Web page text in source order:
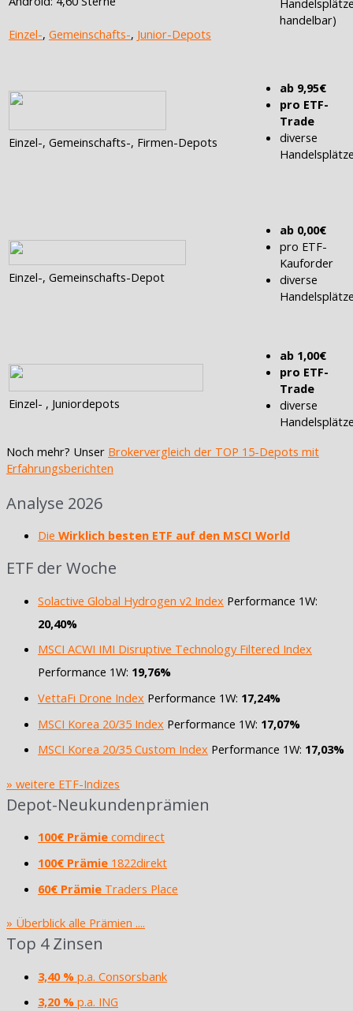
Einzel-, Gemeinschafts-, Junior-Depots
handelbar)
Einzel-, Gemeinschafts-, Firmen-Depots
ab 9,95€
pro ETF-
Trade
diverse
Einzel-, Gemeinschafts-Depot
ab 0,00€
pro ETF-
Kauforder
diverse
Einzel- , Juniordepots
ab 1,00€
pro ETF-
Trade
diverse
Noch mehr? Unser Brokervergleich der TOP 15-Depots mit
Erfahrungsberichten
Analyse 2026
Die Wirklich besten ETF auf den MSCI World
ETF der Woche
Solactive Global Hydrogen v2 Index Performance 1W:
20,40%
MSCI ACWI IMI Disruptive Technology Filtered Index
Performance 1W: 19,76%
VettaFi Drone Index Performance 1W: 17,24%
MSCI Korea 20/35 Index Performance 1W: 17,07%
MSCI Korea 20/35 Custom Index Performance 1W: 17,03%
» weitere ETF-Indizes
Depot-Neukundenprämien
100€ Prämie comdirect
100€ Prämie 1822direkt
60€ Prämie Traders Place
» Überblick alle Prämien ....
Top 4 Zinsen
3,40 % p.a. Consorsbank
3,20 % p.a. ING